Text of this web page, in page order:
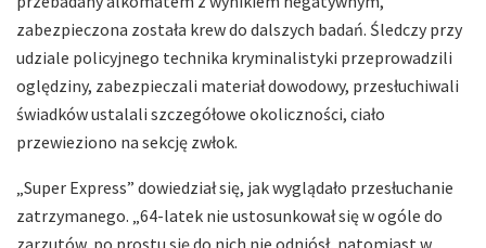
zabezpieczona została krew do dalszych badań. Śledczy przy
udziale policyjnego technika kryminalistyki przeprowadzili
oględziny, zabezpieczali materiał dowodowy, przesłuchiwali
świadków ustalali szczegółowe okoliczności, ciało
przewieziono na sekcję zwłok.
„Super Express” dowiedział się, jak wyglądało przesłuchanie
zatrzymanego. „64-latek nie ustosunkował się w ogóle do